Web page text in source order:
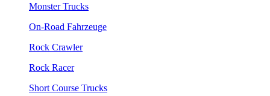
Monster Trucks
On-Road Fahrzeuge
Rock Crawler
Rock Racer
Short Course Trucks